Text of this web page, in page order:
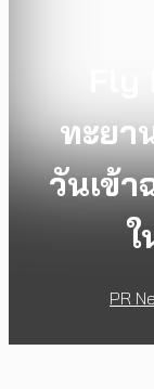
ทะยา
วันเข้
PR